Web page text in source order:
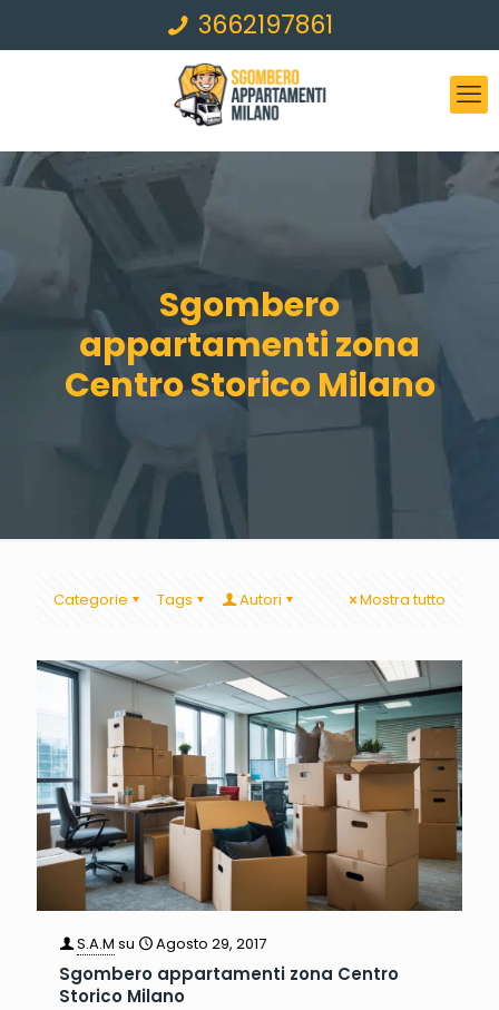
3662197861
Sgombero
appartamenti zona
Centro Storico Milano
Categorie Tags Autori Mostra tutto
S.A.M su Agosto 29, 2017
Sgombero appartamenti zona Centro
Storico Milano